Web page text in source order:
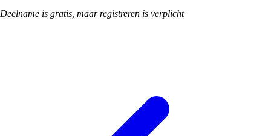
Deelname is gratis, maar registreren is verplicht